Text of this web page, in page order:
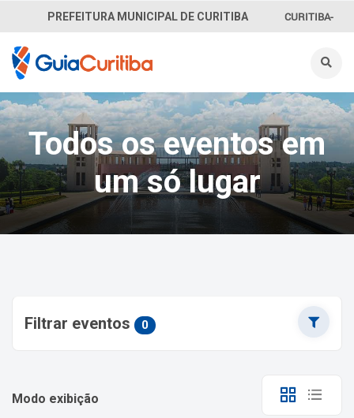
PREFEITURA MUNICIPAL DE CURITIBA CURITIBA-
INFORMAÇÃO
SECRETARIAS
Todos os eventos em
um só lugar
Filtrar eventos 0
Modo exibição